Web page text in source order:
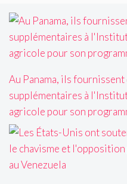
Au Panama, ils
supplémentaires à
agricole pour son